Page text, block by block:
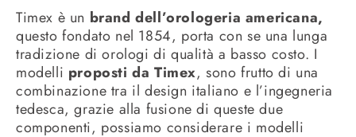
Timex è un brand dell’orologeria americana,
questo fondato nel 1854, porta con se una lunga
tradizione di orologi di qualità a basso costo. I
modelli proposti da Timex, sono frutto di una
combinazione tra il design italiano e l’ingegneria
tedesca, grazie alla fusione di queste due
componenti, possiamo considerare i modelli